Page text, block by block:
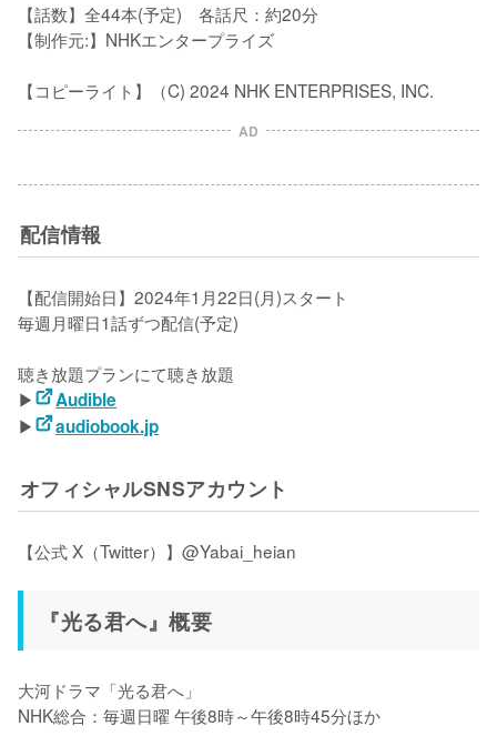
【話数】全44本(予定)　各話尺：約20分
【制作元:】NHKエンタープライズ
【コピーライト】（C) 2024 NHK ENTERPRISES, INC.
AD
配信情報
【配信開始日】2024年1月22日(月)スタート
毎週月曜日1話ずつ配信(予定)
聴き放題プランにて聴き放題
▶
Audible
▶
audiobook.jp
オフィシャルSNSアカウント
【公式 X（Twitter）】@Yabai_heian
『光る君へ』概要
大河ドラマ「光る君へ」
NHK総合：毎週日曜 午後8時～午後8時45分ほか